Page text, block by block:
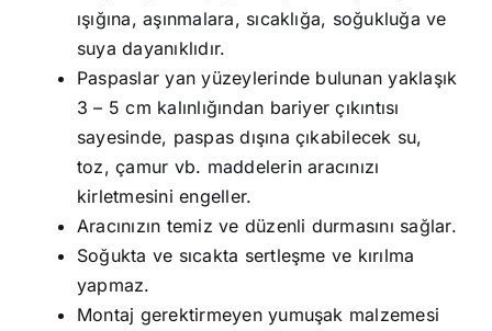
ışığına, aşınmalara, sıcaklığa, soğukluğa ve
suya dayanıklıdır.
Paspaslar yan yüzeylerinde bulunan yaklaşık
3 – 5 cm kalınlığından bariyer çıkıntısı
sayesinde, paspas dışına çıkabilecek su,
toz, çamur vb. maddelerin aracınızı
kirletmesini engeller.
Aracınızın temiz ve düzenli durmasını sağlar.
Soğukta ve sıcakta sertleşme ve kırılma
yapmaz.
Montaj gerektirmeyen yumuşak malzemesi